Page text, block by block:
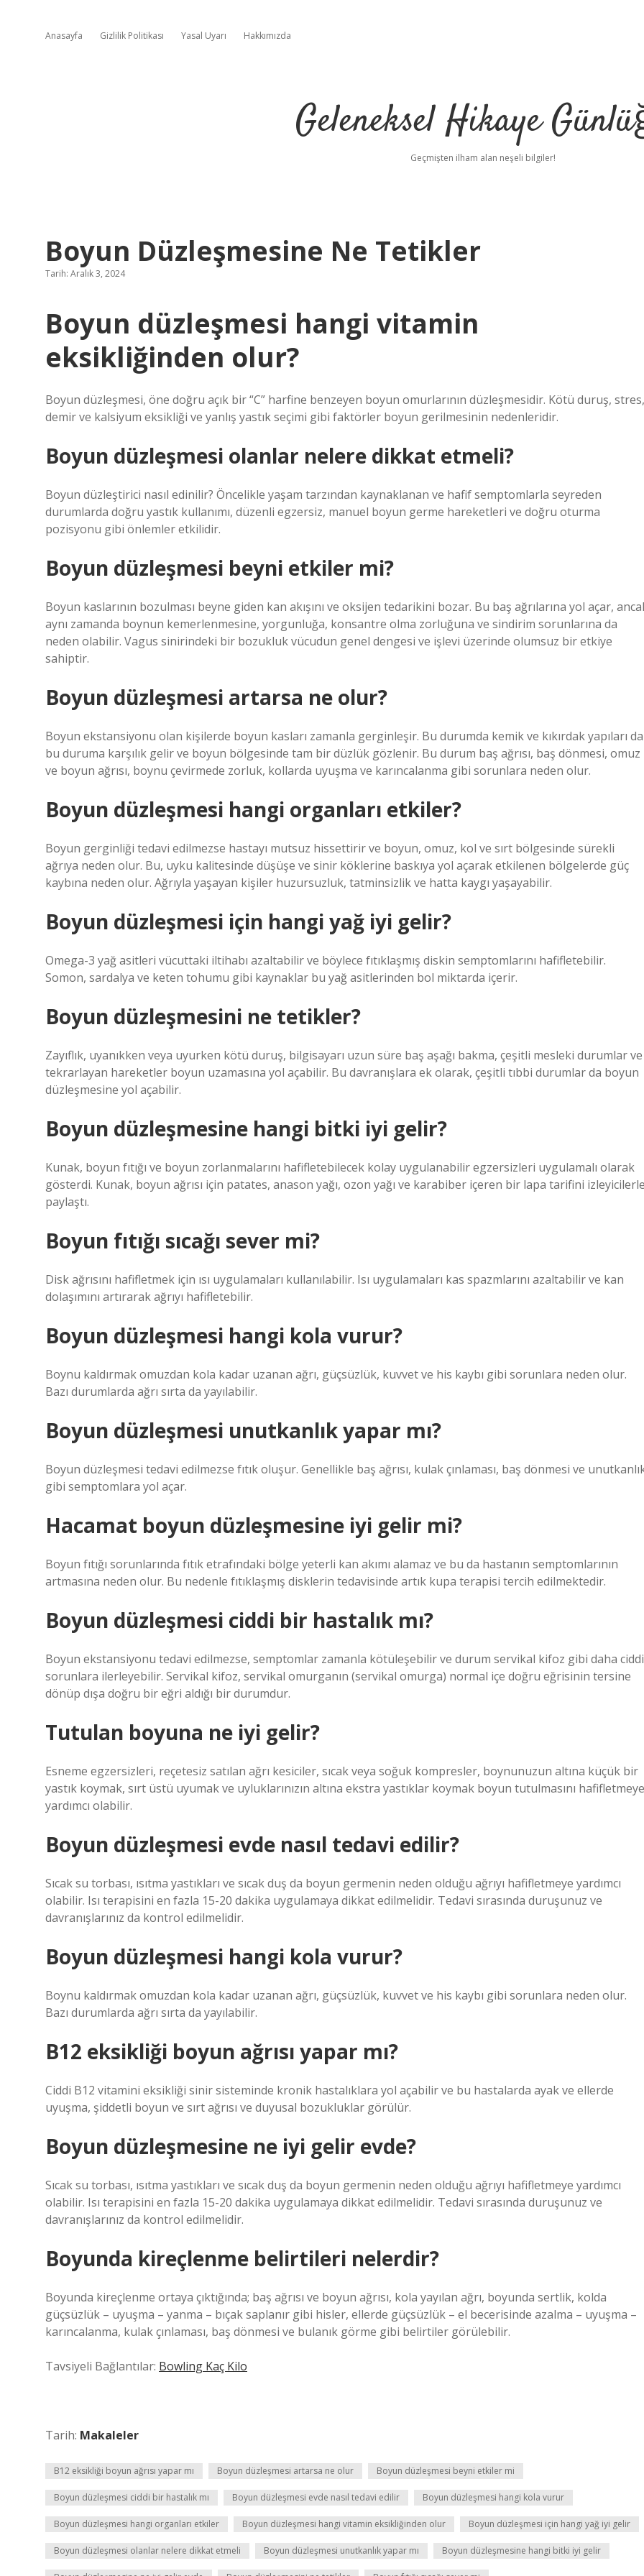
Anasayfa Gizlilik Politikası Yasal Uyarı Hakkımızda
Geleneksel Hikaye
Geçmişten ilham alan neşeli bilgiler!
Boyun Düzleşmesine Ne Tetikler
Tarih: Aralık 3, 2024
Boyun düzleşmesi hangi vitamin
eksikliğinden olur?
Boyun düzleşmesi, öne doğru açık bir “C” harfine benzeyen boyun omurlarının düzleşmesidir. Kötü duruş, stres,
demir ve kalsiyum eksikliği ve yanlış yastık seçimi gibi faktörler boyun gerilmesinin nedenleridir.
Boyun düzleşmesi olanlar nelere dikkat etmeli?
Boyun düzleştirici nasıl edinilir? Öncelikle yaşam tarzından kaynaklanan ve hafif semptomlarla seyreden
durumlarda doğru yastık kullanımı, düzenli egzersiz, manuel boyun germe hareketleri ve doğru oturma
pozisyonu gibi önlemler etkilidir.
Boyun düzleşmesi beyni etkiler mi?
Boyun kaslarının bozulması beyne giden kan akışını ve oksijen tedarikini bozar. Bu baş ağrılarına yol açar,
aynı zamanda boynun kemerlenmesine, yorgunluğa, konsantre olma zorluğuna ve sindirim sorunlarına da
neden olabilir. Vagus sinirindeki bir bozukluk vücudun genel dengesi ve işlevi üzerinde olumsuz bir etkiye
sahiptir.
Boyun düzleşmesi artarsa ne olur?
Boyun ekstansiyonu olan kişilerde boyun kasları zamanla gerginleşir. Bu durumda kemik ve kıkırdak yapıları da
bu duruma karşılık gelir ve boyun bölgesinde tam bir düzlük gözlenir. Bu durum baş ağrısı, baş dönmesi, omuz
ve boyun ağrısı, boynu çevirmede zorluk, kollarda uyuşma ve karıncalanma gibi sorunlara neden olur.
Boyun düzleşmesi hangi organları etkiler?
Boyun gerginliği tedavi edilmezse hastayı mutsuz hissettirir ve boyun, omuz, kol ve sırt bölgesinde sürekli
ağrıya neden olur. Bu, uyku kalitesinde düşüşe ve sinir köklerine baskıya yol açarak etkilenen bölgelerde güç
kaybına neden olur. Ağrıyla yaşayan kişiler huzursuzluk, tatminsizlik ve hatta kaygı yaşayabilir.
Boyun düzleşmesi için hangi yağ iyi gelir?
Omega-3 yağ asitleri vücuttaki iltihabı azaltabilir ve böylece fıtıklaşmış diskin semptomlarını hafifletebilir.
Somon, sardalya ve keten tohumu gibi kaynaklar bu yağ asitlerinden bol miktarda içerir.
Boyun düzleşmesini ne tetikler?
Zayıflık, uyanıkken veya uyurken kötü duruş, bilgisayarı uzun süre baş aşağı bakma, çeşitli mesleki durumlar ve
tekrarlayan hareketler boyun uzamasına yol açabilir. Bu davranışlara ek olarak, çeşitli tıbbi durumlar da boyun
düzleşmesine yol açabilir.
Boyun düzleşmesine hangi bitki iyi gelir?
Kunak, boyun fıtığı ve boyun zorlanmalarını hafifletebilecek kolay uygulanabilir egzersizleri uygulamalı olarak
gösterdi. Kunak, boyun ağrısı için patates, anason yağı, ozon yağı ve karabiber içeren bir lapa tarifini
paylaştı.
Boyun fıtığı sıcağı sever mi?
Disk ağrısını hafifletmek için ısı uygulamaları kullanılabilir. Isı uygulamaları kas spazmlarını azaltabilir ve kan
dolaşımını artırarak ağrıyı hafifletebilir.
Boyun düzleşmesi hangi kola vurur?
Boynu kaldırmak omuzdan kola kadar uzanan ağrı, güçsüzlük, kuvvet ve his kaybı gibi sorunlara neden olur.
Bazı durumlarda ağrı sırta da yayılabilir.
Boyun düzleşmesi unutkanlık yapar mı?
Boyun düzleşmesi tedavi edilmezse fıtık oluşur. Genellikle baş ağrısı, kulak çınlaması, baş dönmesi ve
gibi semptomlara yol açar.
Hacamat boyun düzleşmesine iyi gelir mi?
Boyun fıtığı sorunlarında fıtık etrafındaki bölge yeterli kan akımı alamaz ve bu da hastanın semptomlarının
artmasına neden olur. Bu nedenle fıtıklaşmış disklerin tedavisinde artık kupa terapisi tercih edilmektedir.
Boyun düzleşmesi ciddi bir hastalık mı?
Boyun ekstansiyonu tedavi edilmezse, semptomlar zamanla kötüleşebilir ve durum servikal kifoz gibi daha ciddi
sorunlara ilerleyebilir. Servikal kifoz, servikal omurganın (servikal omurga) normal içe doğru eğrisinin tersine
dönüp dışa doğru bir eğri aldığı bir durumdur.
Tutulan boyuna ne iyi gelir?
Esneme egzersizleri, reçetesiz satılan ağrı kesiciler, sıcak veya soğuk kompresler, boynunuzun altına küçük bir
yastık koymak, sırt üstü uyumak ve uyluklarınızın altına ekstra yastıklar koymak boyun tutulmasını hafifletmeye
yardımcı olabilir.
Boyun düzleşmesi evde nasıl tedavi edilir?
Sıcak su torbası, ısıtma yastıkları ve sıcak duş da boyun germenin neden olduğu ağrıyı hafifletmeye yardımcı
olabilir. Isı terapisini en fazla 15-20 dakika uygulamaya dikkat edilmelidir. Tedavi sırasında duruşunuz ve
davranışlarınız da kontrol edilmelidir.
Boyun düzleşmesi hangi kola vurur?
Boynu kaldırmak omuzdan kola kadar uzanan ağrı, güçsüzlük, kuvvet ve his kaybı gibi sorunlara neden olur.
Bazı durumlarda ağrı sırta da yayılabilir.
B12 eksikliği boyun ağrısı yapar mı?
Ciddi B12 vitamini eksikliği sinir sisteminde kronik hastalıklara yol açabilir ve bu hastalarda ayak ve ellerde
uyuşma, şiddetli boyun ve sırt ağrısı ve duyusal bozukluklar görülür.
Boyun düzleşmesine ne iyi gelir evde?
Sıcak su torbası, ısıtma yastıkları ve sıcak duş da boyun germenin neden olduğu ağrıyı hafifletmeye yardımcı
olabilir. Isı terapisini en fazla 15-20 dakika uygulamaya dikkat edilmelidir. Tedavi sırasında duruşunuz ve
davranışlarınız da kontrol edilmelidir.
Boyunda kireçlenme belirtileri nelerdir?
Boyunda kireçlenme ortaya çıktığında; baş ağrısı ve boyun ağrısı, kola yayılan ağrı, boyunda sertlik, kolda
güçsüzlük – uyuşma – yanma – bıçak saplanır gibi hisler, ellerde güçsüzlük – el becerisinde azalma – uyuşma –
karıncalanma, kulak çınlaması, baş dönmesi ve bulanık görme gibi belirtiler görülebilir.
Tavsiyeli Bağlantılar: Bowling Kaç Kilo
Tarih: Makaleler
B12 eksikliği boyun ağrısı yapar mı Boyun düzleşmesi artarsa ne olur Boyun düzleşmesi beyni etkiler mi
Boyun düzleşmesi ciddi bir hastalık mı Boyun düzleşmesi evde nasıl tedavi edilir Boyun düzleşmesi hangi kola vurur
Boyun düzleşmesi hangi organları etkiler Boyun düzleşmesi hangi vitamin eksikliğinden olur Boyun düzleşmesi için hangi yağ iyi gelir
Boyun düzleşmesi olanlar nelere dikkat etmeli Boyun düzleşmesi unutkanlık yapar mı Boyun düzleşmesine hangi bitki iyi gelir